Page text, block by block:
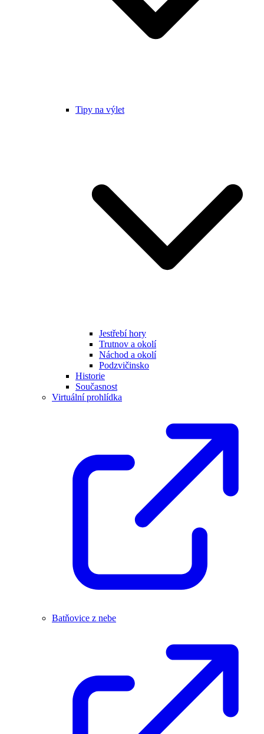
Tipy na výlet
Jestřebí hory
Trutnov a okolí
Náchod a okolí
Podzvičinsko
Historie
Současnost
Virtuální prohlídka
Batňovice z nebe